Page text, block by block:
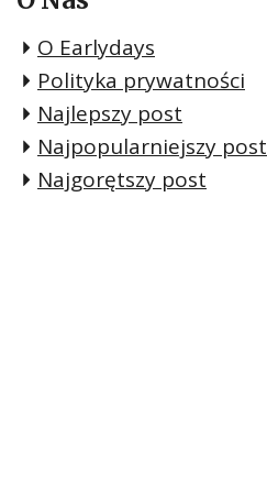
O Earlydays
Polityka prywatności
Najlepszy post
Najpopularniejszy post
Najgorętszy post